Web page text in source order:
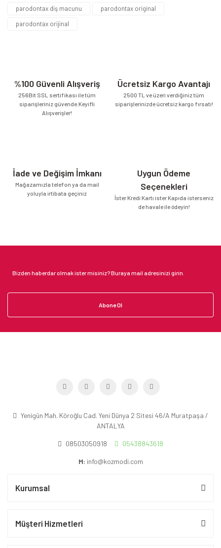
parodontax diş macunu
parodontax original
parodontax orijinal
%100 Güvenli Alışveriş
256Bit SSL sertifikası ile tüm
siparişleriniz güvende.Keyifli
Alışverişler!
Ücretsiz Kargo Avantajı
2500 TL ve üzeri verdiğiniz tüm
siparişlerinizde ücretsiz kargo fırsatı!
İade ve Değişim İmkanı
Mağazamızla telefon ya da mail
yoluyla irtibata geçiniz
Uygun Ödeme
Seçenekleri
İster Kredi Kartı ister Kapıda isterseniz
de havale ile ödeyin!
Abone Ol
Yenigün Mah. Köroğlu Cad. Yeni Dünya 2 Sitesi 46/A Muratpaşa /
ANTALYA
08503050918 05438843618
M: info@kozmodi.com
Kurumsal
Müşteri Hizmetleri